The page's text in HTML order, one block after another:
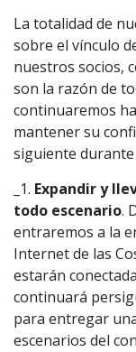
La totalidad de
sobre el vínculo
nuestros socios,
son la razón de
continuaremos
mantener su
siguiente durante
_1. Expandir y
todo escenario.
entraremos a la
Internet de las
estarán
continuará
para entregar
escenarios del